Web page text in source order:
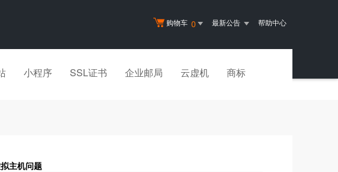
购物车 0 最新公告 帮助中心
小程序 SSL证书 企业邮局 云虚机 商标
主机问题